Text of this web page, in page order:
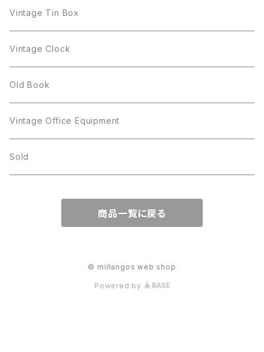
Giovanni
GOLD CROWN
Kramer
JJ
L.RAZZA
Giovanni
GOLD CROWN
JJ
Kramer
L.RAZZA
STAR
Trifari
Plate
Figgjo
BILTONS
Spoon
Silver
arcoroc
arcopal
Milk Pot
Spoon
cup
Vintage Tin Box
Vintage Clock
Old Book
Vintage Office Equipment
Sold
商品一覧に戻る
© miñangos web shop
Powered by